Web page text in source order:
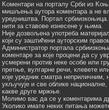
Kоментари на порталу Срби из
мишљења аутора коментара а не
уредништва. Портал
нити за ставове изнесене у њима.
Није дозвољена употреба
који су заштићени ауторским
Администратор портала
коментаре за које процени да су
усмерени против неке особе или
претње, вулгарне речи, клевете
које уредник сматра неприличним,
укључује и све облике
какве друге мржње.
Молимо вас да се у коментарима
Уколико имате неких питања